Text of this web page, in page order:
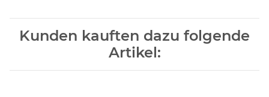
Kunden kauften dazu folgende
Artikel: